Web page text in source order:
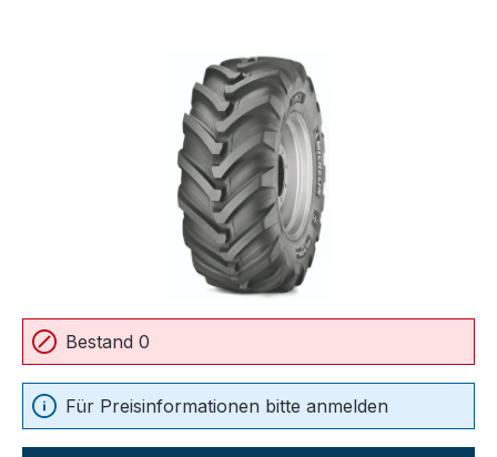
Bildergalerie überspringen
Bestand 0
Für Preisinformationen bitte anmelden